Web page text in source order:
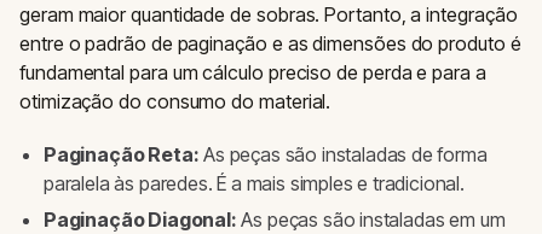
geram maior quantidade de sobras. Portanto, a integração
entre o padrão de paginação e as dimensões do produto é
fundamental para um cálculo preciso de perda e para a
otimização do consumo do material.
Paginação Reta: As peças são instaladas de forma
paralela às paredes. É a mais simples e tradicional.
Paginação Diagonal: As peças são instaladas em um